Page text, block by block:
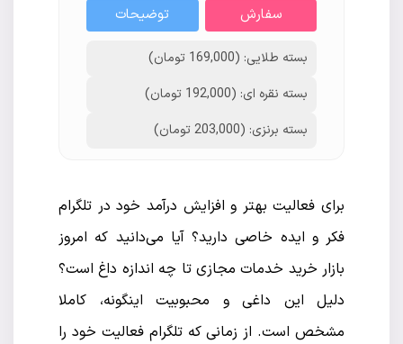
سفارش توضیحات
بسته طلایی: (169,000 تومان)
بسته نقره ای: (192,000 تومان)
بسته برنزی: (203,000 تومان)
برای فعالیت بهتر و افزایش درآمد خود در تلگرام
فکر و ایده خاصی دارید؟ آیا می‌دانید که امروز
بازار خرید خدمات مجازی تا چه اندازه داغ است؟
دلیل این داغی و محبوبیت اینگونه، کاملا
مشخص است. از زمانی که تلگرام فعالیت خود را